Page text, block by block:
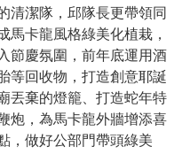
清潔隊，邱隊長更帶領同
馬卡龍風格綠美化植栽，
節慶氛圍，前年底運用酒
等回收物，打造創意耶誕
丟棄的燈籠、打造蛇年特
炮，為馬卡龍外牆增添喜
，做好公部門帶頭綠美